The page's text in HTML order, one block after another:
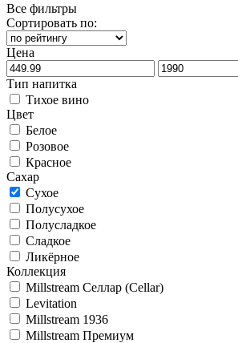
Все фильтры
Сортировать по:
Цена
Тип напитка
Тихое вино
Цвет
Белое
Розовое
Красное
Сахар
Сухое
Полусухое
Полусладкое
Сладкое
Ликёрное
Коллекция
Millstream Селлар (Cellar)
Levitation
Millstream 1936
Millstream Премиум